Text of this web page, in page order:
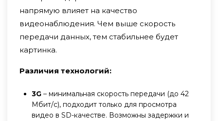
напрямую влияет на качество
видеонаблюдения. Чем выше скорость
передачи данных, тем стабильнее будет
картинка.
Различия технологий:
3G – минимальная скорость передачи (до 42
Мбит/с), подходит только для просмотра
видео в SD-качестве. Возможны задержки и